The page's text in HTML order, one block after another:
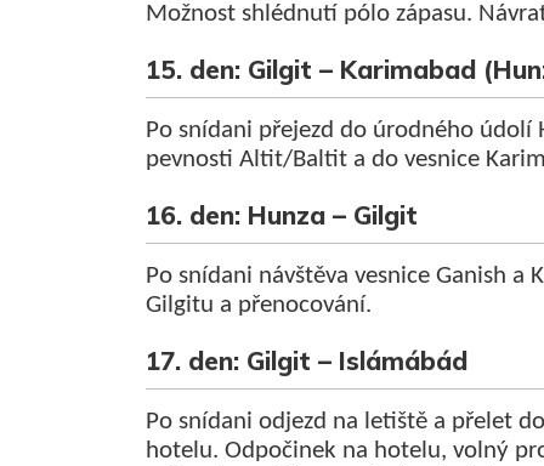
Možnost shlédnutí pólo zápasu.
15. den: Gilgit – Karimabad
Po snídani přejezd do úrodného údolí
pevnosti Altit/Baltit a do vesnice
16. den: Hunza – Gilgit
Po snídani návštěva vesnice Ganish
Gilgitu a přenocování.
17. den: Gilgit – Islámábád
Po snídani odjezd na letiště a přelet
hotelu. Odpočinek na hotelu, volný